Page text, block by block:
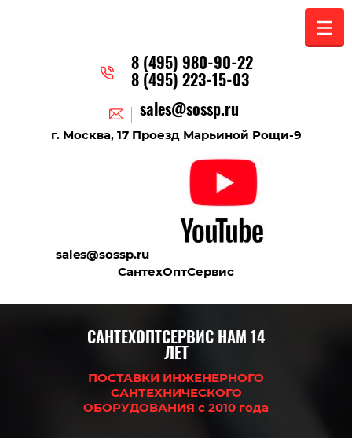
г. Москва, 17 Проезд Марьиной Рощи-9
sales@sossp.ru
СантехОптСервис
sales@sossp.ru
8 (495) 980-90-22
8 (495) 223-15-03
САНТЕХОПТСЕРВИС НАМ 14
ЛЕТ
ПОСТАВКИ ИНЖЕНЕРНОГО
САНТЕХНИЧЕСКОГО
ОБОРУДОВАНИЯ с 2010 года